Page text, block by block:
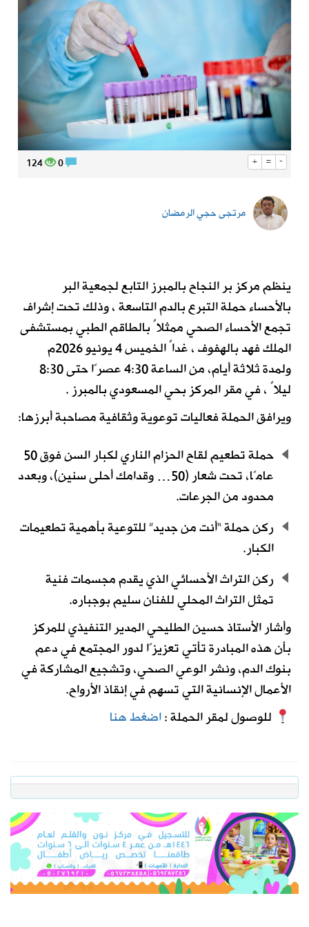
+ = -
124
مرتجى حجي الرمضان
ينظم مركز بر النجاح بالمبرز التابع لجمعية البر
بالأحساء حملة التبرع بالدم التاسعة ، وذلك تحت إشراف
تجمع الأحساء الصحي ممثلاً بالطاقم الطبي بمستشفى
الملك فهد بالهفوف ، غداً الخميس 4 يونيو 2026م
ولمدة ثلاثة أيام، من الساعة 4:30 عصرًا حتى 8:30
ليلاً ، في مقر المركز بحي المسعودي بالمبرز .
ويرافق الحملة فعاليات توعوية وثقافية مصاحبة أبرزها:
حملة تطعيم لقاح الحزام الناري لكبار السن فوق 50
عامًا، تحت شعار (50… وقدامك أحلى سنين)، وبعدد
محدود من الجرعات.
ركن حملة “أنت من جديد” للتوعية بأهمية تطعيمات
الكبار.
ركن التراث الأحسائي الذي يقدم مجسمات فنية
تمثل التراث المحلي للفنان سليم بوجباره.
وأشار الأستاذ حسين الطليحي المدير التنفيذي للمركز
بأن هذه المبادرة تأتي تعزيزًا لدور المجتمع في دعم
بنوك الدم، ونشر الوعي الصحي، وتشجيع المشاركة في
الأعمال الإنسانية التي تسهم في إنقاذ الأرواح.
للوصول لمقر الحملة :اضغط هنا